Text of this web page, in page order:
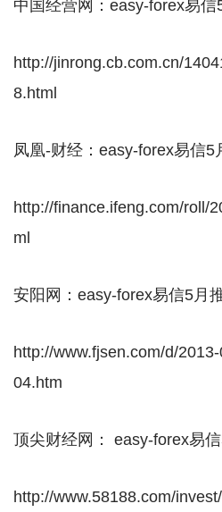
中国经营网：easy-forex易
http://jinrong.cb.com.cn/
8.html
凤凰-财经：easy-forex易信5
http://finance.ifeng.com/roll/
ml
安阳网：easy-forex易信5月
http://www.fjsen.com/d/
04.htm
顶尖财经网： easy-forex易
http://www.58188.com/